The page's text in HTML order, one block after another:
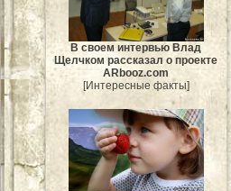
В своем интервью Влад
Щелчком рассказал о проекте
ARbooz.com
[Интересные факты]